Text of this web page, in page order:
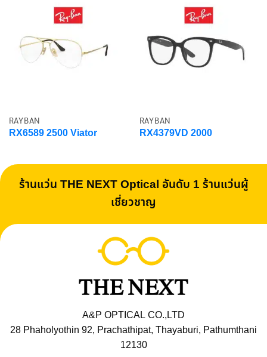
RAYBAN
RX6589 2500 Viator
RAYBAN
RX4379VD 2000
ร้านแว่น THE NEXT Optical อันดับ 1 ร้านแว่นผู้
เชี่ยวชาญ
A&P OPTICAL CO.,LTD
28 Phaholyothin 92, Prachathipat, Thayaburi, Pathumthani
12130